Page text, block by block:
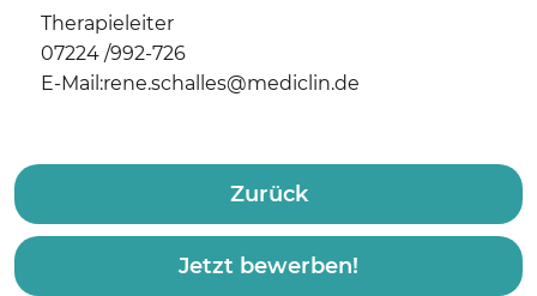
Therapieleiter
07224 /992-726
E-Mail:rene.schalles@mediclin.de
Zurück
Jetzt bewerben!